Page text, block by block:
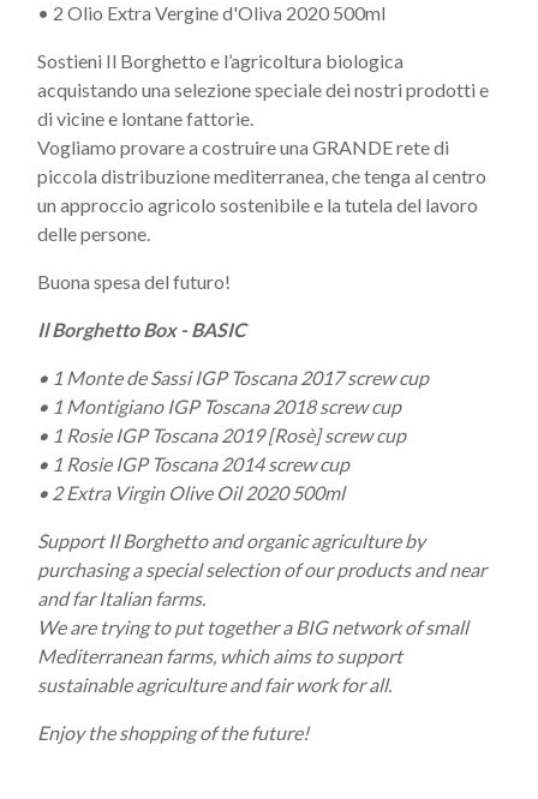
• 2 Olio Extra Vergine d'Oliva 2020 500ml
Sostieni Il Borghetto e l’agricoltura biologica
acquistando una selezione speciale dei nostri prodotti e
di vicine e lontane fattorie.
Vogliamo provare a costruire una GRANDE rete di
piccola distribuzione mediterranea, che tenga al centro
un approccio agricolo sostenibile e la tutela del lavoro
delle persone.
Buona spesa del futuro!
Il Borghetto Box - BASIC
• 1 Monte de Sassi IGP Toscana 2017 screw cup
• 1 Montigiano IGP Toscana 2018 screw cup
• 1 Rosie IGP Toscana 2019 [Rosè] screw cup
• 1 Rosie IGP Toscana 2014 screw cup
• 2 Extra Virgin Olive Oil 2020 500ml
Support Il Borghetto and organic agriculture by
purchasing a special selection of our products and near
and far Italian farms.
We are trying to put together a BIG network of small
Mediterranean farms, which aims to support
sustainable agriculture and fair work for all.
Enjoy the shopping of the future!